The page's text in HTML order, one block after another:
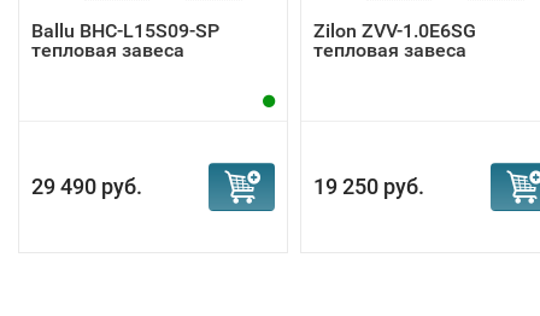
Ballu BHC-L15S09-SP
тепловая завеса
29 490 руб.
Zilon ZVV-1.0E6SG
тепловая завеса
19 250 руб.